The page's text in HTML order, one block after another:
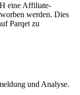
eine Affiliate-
werden. Dies
Parqet zu
und Analyse.